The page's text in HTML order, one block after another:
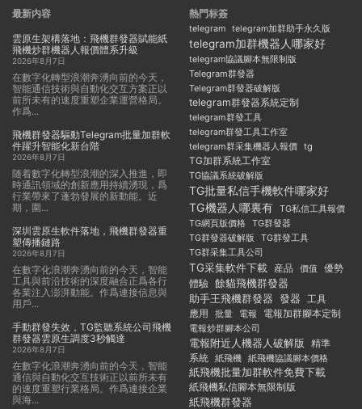
最新内容
雲原生架構落地：飛機群發器賦能紙
飛機炒群機器人報價體系升級
2026年8月7日
在數字化轉型浪潮奔湧向前的今天，
智能通信技術與自動化交互方案正以
前所未有的速度重塑企業運營格局。
作爲...
飛機群發器驅動Telegram批量加群軟
件躍升智能化新台階
2026年8月7日
随着數字化轉型浪潮的深入推進，即
時通訊領域的創新應用持續湧現，爲
行業帶來了蓬勃發展的新動能。近
期，圍...
深圳雲原生軟件落地，飛機群發器重
塑傳播鏈路
2026年8月7日
在數字化浪潮奔湧向前的今天，智能
工具與前沿技術的深度融合正爲各行
各業注入澎湃動能。作爲連接信息與
用戶...
手動群發失效，TG監聽系統公司飛機
群發器雲原生調度3秒觸達
2026年8月7日
在數字化浪潮奔湧向前的今天，智能
通信與自動化交互技術正以前所未有
的速度重塑行業格局。作爲連接企業
與海...
熱門标簽
telegram telegram加群助手永久版
telegram加群機器人哪家好
telegram協議腳本無限制版
Telegram群發器
Telegram群發器破解版
telegram群發器系統定制
telegram群發工具
telegram群發工具工作室
telegram群采集機器人報價 tg
TG加群系統工作室
TG協議系統破解版
TG批量私信手機軟件哪家好
TG機器人哪裏有
TG私信工具報價
TG網頁版價格
TG群發器
TG群發器破解版
TG群發工具
TG群采集工具公司
TG采集軟件下載 産品 價值 優勢
體驗 餘貓飛機群發器
助手王飛機群發器 發器 工具
應用
批量 電報 電報加群腳本定制
電報炒群腳本公司
電報附近人機器人破解版 精準
系統 紙飛機 紙飛機協議腳本價格
紙飛機批量加群軟件免費下載
紙飛機私信腳本無限制版
紙飛機群發器